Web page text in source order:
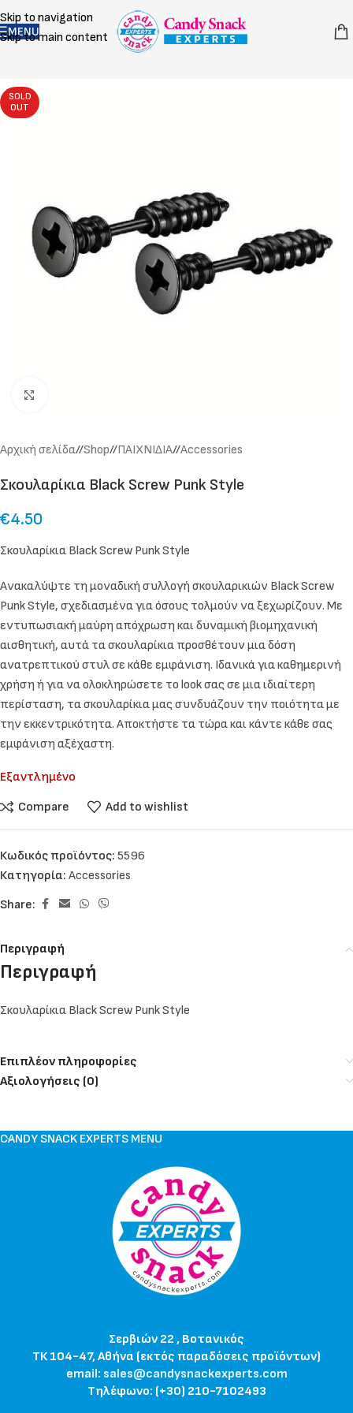
Skip to navigation
Skip to main content
MENU
SOLD
OUT
Αρχική σελίδα/ Shop/ ΠΑΙΧΝΙΔΙΑ/ Accessories
Σκουλαρίκια Black Screw Punk Style
€4.50
Σκουλαρίκια Black Screw Punk Style
Ανακαλύψτε τη μοναδική συλλογή σκουλαρικιών Black Screw
Punk Style, σχεδιασμένα για όσους τολμούν να ξεχωρίζουν. Με
εντυπωσιακή μαύρη απόχρωση και δυναμική βιομηχανική
αισθητική, αυτά τα σκουλαρίκια προσθέτουν μια δόση
ανατρεπτικού στυλ σε κάθε εμφάνιση. Ιδανικά για καθημερινή
χρήση ή για να ολοκληρώσετε το look σας σε μια ιδιαίτερη
περίσταση, τα σκουλαρίκια μας συνδυάζουν την ποιότητα με
την εκκεντρικότητα. Αποκτήστε τα τώρα και κάντε κάθε σας
εμφάνιση αξέχαστη.
Εξαντλημένο
Compare
Add to wishlist
Κωδικός προϊόντος: 5596
Κατηγορία: Accessories
Share:
Περιγραφή
Περιγραφή
Σκουλαρίκια Black Screw Punk Style
Επιπλέον πληροφορίες
Αξιολογήσεις (0)
CANDY SNACK EXPERTS MENU
Σερβιών 22 , Βοτανικός
ΤΚ 104-47, Αθήνα (εκτός παραδόσεις προϊόντων)
email: sales@candysnackexperts.com
Τηλέφωνο: (+30) 210-7102493